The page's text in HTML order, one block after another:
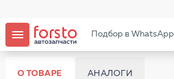
Подбор в WhatsApp
О ТОВАРЕ АНАЛОГИ